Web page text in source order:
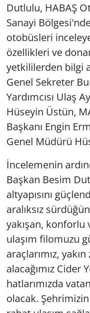
Dutlulu, HABAŞ
Sanayi
otobüsleri
özellikleri ve
yetkililerden bilgi
Genel Sekreter
Yardımcısı Ulaş
Hüseyin Üstün,
Başkanı Engin
Genel Müdürü
İncelemenin
Başkan Besim
altyapısını
aralıksız
yakışan, konforlu
ulaşım filomuzu
araçlarımız,
alacağımız Cider
hatlarımızda
olacak.